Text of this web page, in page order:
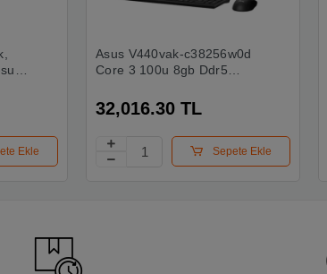
Ekle
Asus V440vak-c38256w0d
Core 3 100u 8gb Ddr5
Fhd Siyah Freedos All In
One Pc
32,016.30 TL
Sepete Ekle